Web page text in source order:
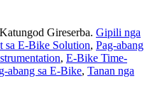
Gireserba. Gipili nga
sa E-Bike Solution, Pag-abang
, E-Bike Time-
abang sa E-Bike, Tanan nga